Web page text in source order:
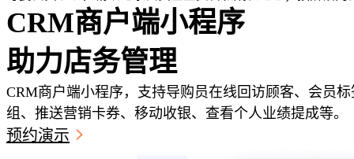
CRM商户端小程序
助力店务管理
CRM商户端小程序，支持导购员在线回访顾客、会员
组、推送营销卡券、移动收银、查看个人业绩提成等。
预约演示